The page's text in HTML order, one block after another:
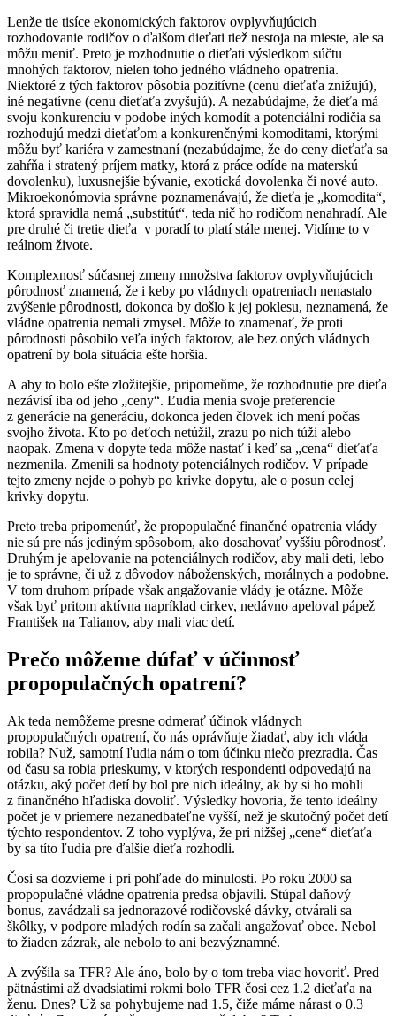
Lenže tie tisíce ekonomických faktorov ovplyvňujúcich
rozhodovanie rodičov o ďalšom dieťati tiež nestoja na mieste, ale sa
môžu meniť. Preto je rozhodnutie o dieťati výsledkom súčtu
mnohých faktorov, nielen toho jedného vládneho opatrenia.
Niektoré z tých faktorov pôsobia pozitívne (cenu dieťaťa znižujú),
iné negatívne (cenu dieťaťa zvyšujú). A nezabúdajme, že dieťa má
svoju konkurenciu v podobe iných komodít a potenciálni rodičia sa
rozhodujú medzi dieťaťom a konkurenčnými komoditami, ktorými
môžu byť kariéra v zamestnaní (nezabúdajme, že do ceny dieťaťa sa
zahŕňa i stratený príjem matky, ktorá z práce odíde na materskú
dovolenku), luxusnejšie bývanie, exotická dovolenka či nové auto.
Mikroekonómovia správne poznamenávajú, že dieťa je „komodita“,
ktorá spravidla nemá „substitút“, teda nič ho rodičom nenahradí. Ale
pre druhé či tretie dieťa v poradí to platí stále menej. Vidíme to v
reálnom živote.
Komplexnosť súčasnej zmeny množstva faktorov ovplyvňujúcich
pôrodnosť znamená, že i keby po vládnych opatreniach nenastalo
zvýšenie pôrodnosti, dokonca by došlo k jej poklesu, neznamená, že
vládne opatrenia nemali zmysel. Môže to znamenať, že proti
pôrodnosti pôsobilo veľa iných faktorov, ale bez oných vládnych
opatrení by bola situácia ešte horšia.
A aby to bolo ešte zložitejšie, pripomeňme, že rozhodnutie pre dieťa
nezávisí iba od jeho „ceny“. Ľudia menia svoje preferencie
z generácie na generáciu, dokonca jeden človek ich mení počas
svojho života. Kto po deťoch netúžil, zrazu po nich túži alebo
naopak. Zmena v dopyte teda môže nastať i keď sa „cena“ dieťaťa
nezmenila. Zmenili sa hodnoty potenciálnych rodičov. V prípade
tejto zmeny nejde o pohyb po krivke dopytu, ale o posun celej
krivky dopytu.
Preto treba pripomenúť, že propopulačné finančné opatrenia vlády
nie sú pre nás jediným spôsobom, ako dosahovať vyššiu pôrodnosť.
Druhým je apelovanie na potenciálnych rodičov, aby mali deti, lebo
je to správne, či už z dôvodov náboženských, morálnych a podobne.
V tom druhom prípade však angažovanie vlády je otázne. Môže
však byť pritom aktívna napríklad cirkev, nedávno apeloval pápež
František na Talianov, aby mali viac detí.
Prečo môžeme dúfať v účinnosť
propopulačných opatrení?
Ak teda nemôžeme presne odmerať účinok vládnych
propopulačných opatrení, čo nás oprávňuje žiadať, aby ich vláda
robila? Nuž, samotní ľudia nám o tom účinku niečo prezradia. Čas
od času sa robia prieskumy, v ktorých respondenti odpovedajú na
otázku, aký počet detí by bol pre nich ideálny, ak by si ho mohli
z finančného hľadiska dovoliť. Výsledky hovoria, že tento ideálny
počet je v priemere nezanedbateľne vyšší, než je skutočný počet detí
týchto respondentov. Z toho vyplýva, že pri nižšej „cene“ dieťaťa
by sa títo ľudia pre ďalšie dieťa rozhodli.
Čosi sa dozvieme i pri pohľade do minulosti. Po roku 2000 sa
propopulačné vládne opatrenia predsa objavili. Stúpal daňový
bonus, zavádzali sa jednorazové rodičovské dávky, otvárali sa
škôlky, v podpore mladých rodín sa začali angažovať obce. Nebol
to žiaden zázrak, ale nebolo to ani bezvýznamné.
A zvýšila sa TFR? Ale áno, bolo by o tom treba viac hovoriť. Pred
pätnástimi až dvadsiatimi rokmi bolo TFR čosi cez 1.2 dieťaťa na
ženu. Dnes? Už sa pohybujeme nad 1.5, čiže máme nárast o 0.3